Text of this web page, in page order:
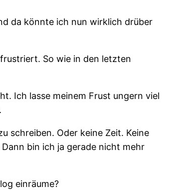
da könnte ich nun wirklich drüber
So wie in den letzten
Ich lasse meinem Frust ungern viel
schreiben. Oder keine Zeit. Keine
bin ich ja gerade nicht mehr
einräume?